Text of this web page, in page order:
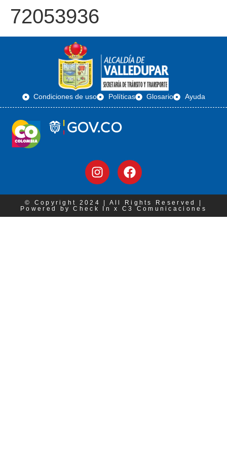
72053936
Condiciones de uso Políticas Glosario Ayuda
© Copyright 2024 | All Rights Reserved |
Powered by Check In x C3 Comunicaciones